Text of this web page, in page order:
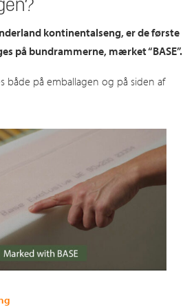
kontinentalseng, er de første
på bundrammerne, mærket “BASE”.
både på emballagen og på siden af